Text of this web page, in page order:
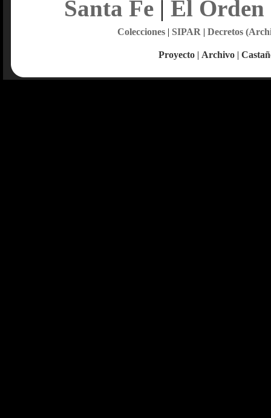
Santa Fe| El Orden
Colecciones| SIPAR | Decretos
Proyecto | Archivo |